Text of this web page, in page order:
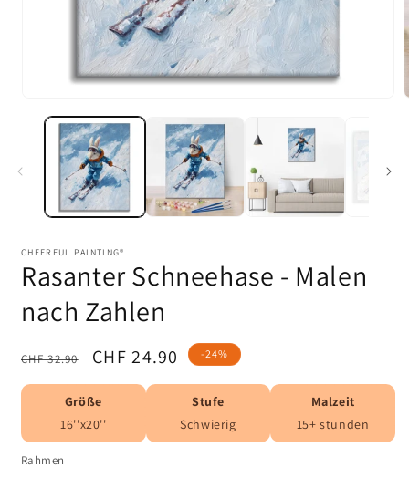
CHEERFUL PAINTING®
Rasanter Schneehase - Malen
nach Zahlen
Normaler
Preis
CHF 32.90 Verkaufspreis
CHF 24.90 -24%
Größe
16''x20''
Stufe
Schwierig
Malzeit
15+ stunden
Rahmen